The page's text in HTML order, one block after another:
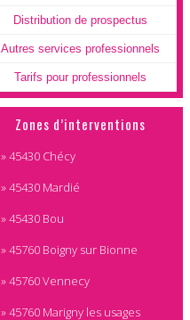
Distribution de prospectus
Autres services professionnels
Tarifs pour professionnels
Zones d’interventions
» 45430 Chécy
» 45430 Mardié
» 45430 Bou
» 45760 Boigny sur Bionne
» 45760 Vennecy
» 45760 Marigny les usages